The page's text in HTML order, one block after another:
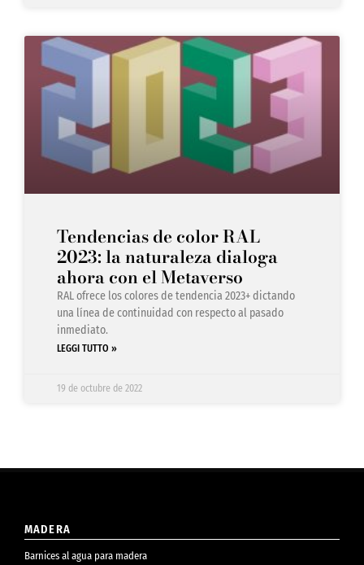
Tendencias de color RAL
2023: la naturaleza dialoga
ahora con el Metaverso
RAL ofrece los colores de tendencia 2023+ dictando
una línea de continuidad con respecto al pasado
inmediato.
LEGGI TUTTO »
19 de octubre de 2022
MADERA
Barnices al agua para madera